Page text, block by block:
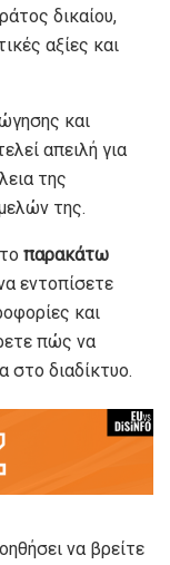
δικαίου,
αξίες και
και
απειλή για
της
της.
παρακάτω
εντοπίσετε
και
πώς να
στο διαδίκτυο.
να βρείτε